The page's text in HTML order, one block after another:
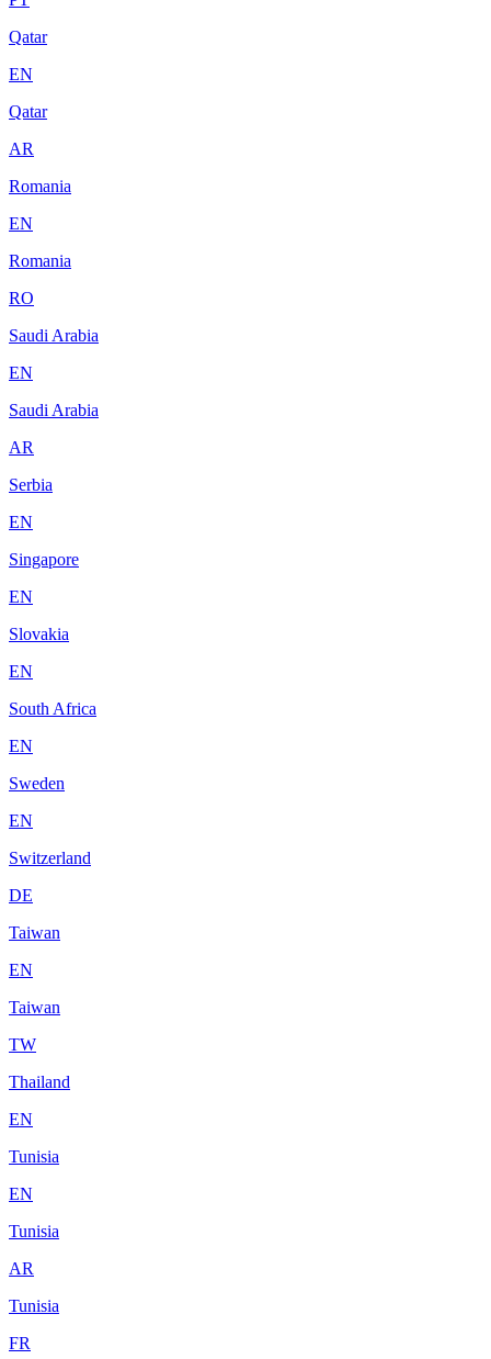
Qatar
EN
Qatar
AR
Romania
EN
Romania
RO
Saudi Arabia
EN
Saudi Arabia
AR
Serbia
EN
Singapore
EN
Slovakia
EN
South Africa
EN
Sweden
EN
Switzerland
DE
Taiwan
EN
Taiwan
TW
Thailand
EN
Tunisia
EN
Tunisia
AR
Tunisia
FR